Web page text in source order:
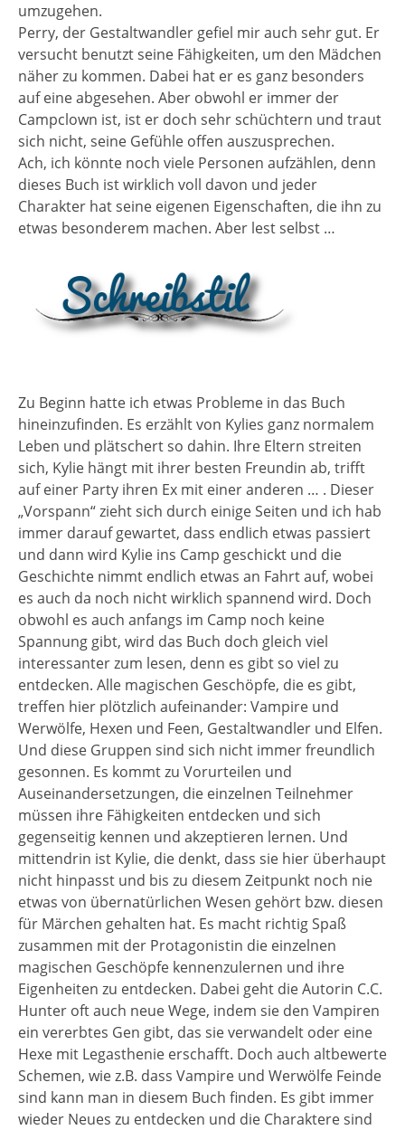
umzugehen.
Perry, der Gestaltwandler gefiel mir auch sehr gut. Er
versucht benutzt seine Fähigkeiten, um den Mädchen
näher zu kommen. Dabei hat er es ganz besonders
auf eine abgesehen. Aber obwohl er immer der
Campclown ist, ist er doch sehr schüchtern und traut
sich nicht, seine Gefühle offen auszusprechen.
Ach, ich könnte noch viele Personen aufzählen, denn
dieses Buch ist wirklich voll davon und jeder
Charakter hat seine eigenen Eigenschaften, die ihn zu
etwas besonderem machen. Aber lest selbst …
Zu Beginn hatte ich etwas Probleme in das Buch
hineinzufinden. Es erzählt von Kylies ganz normalem
Leben und plätschert so dahin. Ihre Eltern streiten
sich, Kylie hängt mit ihrer besten Freundin ab, trifft
auf einer Party ihren Ex mit einer anderen … . Dieser
„Vorspann“ zieht sich durch einige Seiten und ich hab
immer darauf gewartet, dass endlich etwas passiert
und dann wird Kylie ins Camp geschickt und die
Geschichte nimmt endlich etwas an Fahrt auf, wobei
es auch da noch nicht wirklich spannend wird. Doch
obwohl es auch anfangs im Camp noch keine
Spannung gibt, wird das Buch doch gleich viel
interessanter zum lesen, denn es gibt so viel zu
entdecken. Alle magischen Geschöpfe, die es gibt,
treffen hier plötzlich aufeinander: Vampire und
Werwölfe, Hexen und Feen, Gestaltwandler und Elfen.
Und diese Gruppen sind sich nicht immer freundlich
gesonnen. Es kommt zu Vorurteilen und
Auseinandersetzungen, die einzelnen Teilnehmer
müssen ihre Fähigkeiten entdecken und sich
gegenseitig kennen und akzeptieren lernen. Und
mittendrin ist Kylie, die denkt, dass sie hier überhaupt
nicht hinpasst und bis zu diesem Zeitpunkt noch nie
etwas von übernatürlichen Wesen gehört bzw. diesen
für Märchen gehalten hat. Es macht richtig Spaß
zusammen mit der Protagonistin die einzelnen
magischen Geschöpfe kennenzulernen und ihre
Eigenheiten zu entdecken. Dabei geht die Autorin C.C.
Hunter oft auch neue Wege, indem sie den Vampiren
ein vererbtes Gen gibt, das sie verwandelt oder eine
Hexe mit Legasthenie erschafft. Doch auch altbewerte
Schemen, wie z.B. dass Vampire und Werwölfe Feinde
sind kann man in diesem Buch finden. Es gibt immer
wieder Neues zu entdecken und die Charaktere sind